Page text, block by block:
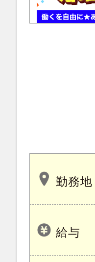
勤務地
給与